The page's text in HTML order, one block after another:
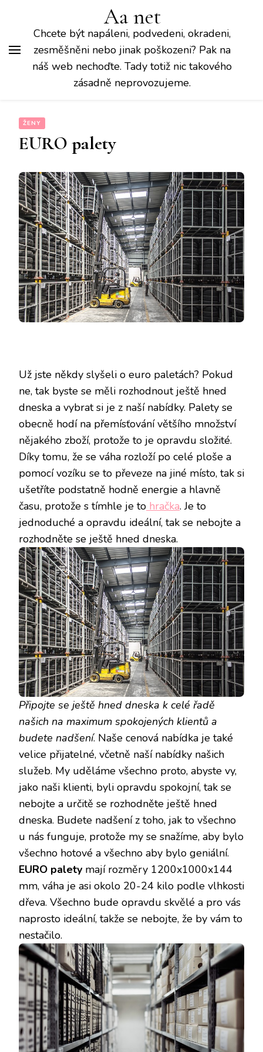
Aa net
Chcete být napáleni, podvedeni, okradeni,
zesměšněni nebo jinak poškozeni? Pak na
náš web nechoďte. Tady totiž nic takového
zásadně neprovozujeme.
ŽENY
EURO palety
Už jste někdy slyšeli o euro paletách? Pokud
ne, tak byste se měli rozhodnout ještě hned
dneska a vybrat si je z naší nabídky. Palety se
obecně hodí na přemísťování většího množství
nějakého zboží, protože to je opravdu složité.
Díky tomu, že se váha rozloží po celé ploše a
pomocí vozíku se to převeze na jiné místo, tak si
ušetříte podstatně hodně energie a hlavně
času, protože s tímhle je to hračka. Je to
jednoduché a opravdu ideální, tak se nebojte a
rozhodněte se ještě hned dneska.
Připojte se ještě hned dneska k celé řadě
našich na maximum spokojených klientů a
budete nadšení. Naše cenová nabídka je také
velice přijatelné, včetně naší nabídky našich
služeb. My uděláme všechno proto, abyste vy,
jako naši klienti, byli opravdu spokojní, tak se
nebojte a určitě se rozhodněte ještě hned
dneska. Budete nadšení z toho, jak to všechno
u nás funguje, protože my se snažíme, aby bylo
všechno hotové a všechno aby bylo geniální.
EURO palety mají rozměry 1200x1000x144
mm, váha je asi okolo 20-24 kilo podle vlhkosti
dřeva. Všechno bude opravdu skvělé a pro vás
naprosto ideální, takže se nebojte, že by vám to
nestačilo.